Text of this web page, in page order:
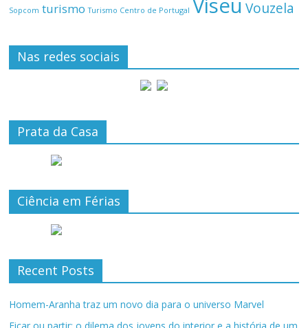
Sopcom turismo Turismo Centro de Portugal Viseu Vouzela
Nas redes sociais
Prata da Casa
Ciência em Férias
Recent Posts
Homem-Aranha traz um novo dia para o universo Marvel